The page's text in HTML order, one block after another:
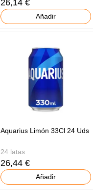
26,14 €
Añadir
Aquarius Limón 33Cl 24 Uds
24 latas
26,44 €
Añadir